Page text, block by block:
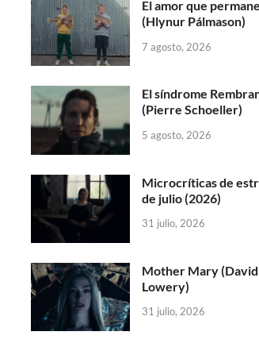
El amor que
(Hlynur Pálmason)
7 agosto, 2026
El síndrome
(Pierre Schoeller)
5 agosto, 2026
Microcríticas de
de julio (2026)
31 julio, 2026
Mother Mary (David
Lowery)
31 julio, 2026